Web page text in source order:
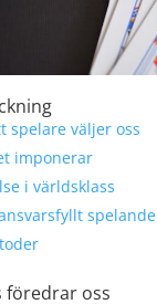
spelare väljer oss
imponerar
i världsklass
spelande
föredrar oss